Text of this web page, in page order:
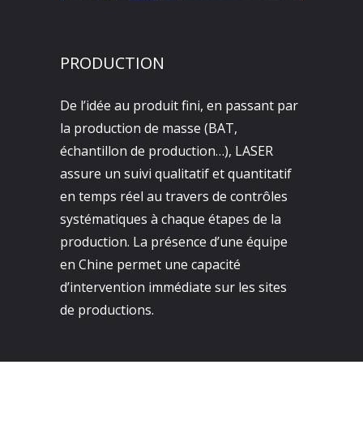
PRODUCTION
De l’idée au produit fini, en passant par
la production de masse (BAT,
échantillon de production…), LASER
assure un suivi qualitatif et quantitatif
en temps réel au travers de contrôles
systématiques à chaque étapes de la
production. La présence d’une équipe
en Chine permet une capacité
d’intervention immédiate sur les sites
de productions.